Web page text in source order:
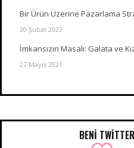
Bir Ürün Üzerine Pazarlama
20 Şubat 2023
İmkansızın Masalı: Galata ve
27 Mayıs 2021
BENI